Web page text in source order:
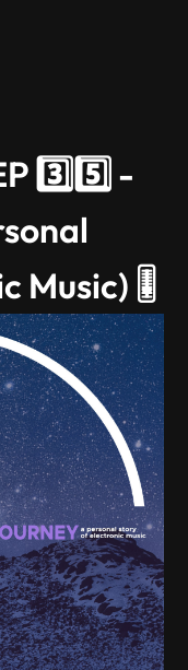
3️⃣5️⃣ -
Music) 🎚️